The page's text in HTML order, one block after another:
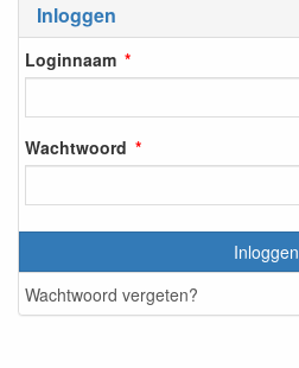
Inloggen
Loginnaam
Wachtwoord
Inloggen
Wachtwoord vergeten?